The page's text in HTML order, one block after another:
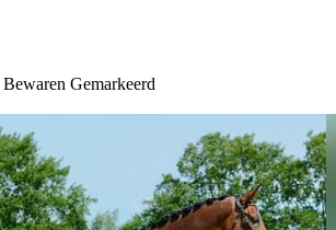
Bewaren Gemarkeerd